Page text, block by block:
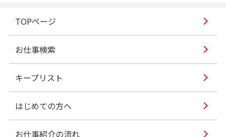
TOPページ
お仕事検索
キープリスト
はじめての方へ
お仕事紹介の流れ